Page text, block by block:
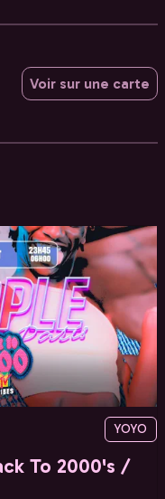
Voir sur une carte
YOYO
To 2000's /